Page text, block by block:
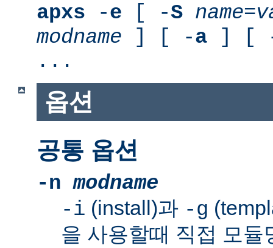
apxs -e [ -S name=
modname ] [ -a ] [
...
옵션
공통 옵션
-nmodname
-i (install)과 -g
을 사용할때 직접 모듈